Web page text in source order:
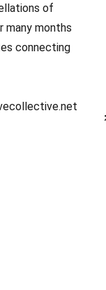
of
many months
connecting